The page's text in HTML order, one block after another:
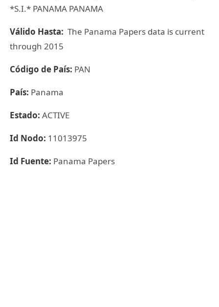
*S.I.* PANAMA PANAMA
Válido Hasta: The Panama Papers data is current
through 2015
Código de País: PAN
País: Panama
Estado: ACTIVE
Id Nodo: 11013975
Id Fuente: Panama Papers